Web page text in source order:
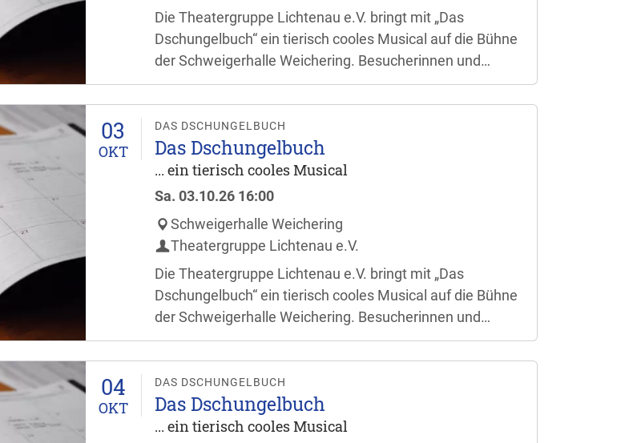
Die Theatergruppe Lichtenau e.V. bringt mit „Das
Dschungelbuch“ ein tierisch cooles Musical auf die Bühne
der Schweigerhalle Weichering. Besucherinnen und
Besucher dürfen sich auf eine bunte Aufführung für die
ganze Familie freuen. Der Einlass beginnt jeweils eine
Stunde vor Veranstaltungsbeginn.
03
OKT
DAS DSCHUNGELBUCH
Das Dschungelbuch
... ein tierisch cooles Musical
Sa. 03.10.26 16:00
Schweigerhalle Weichering
Theatergruppe Lichtenau e.V.
Die Theatergruppe Lichtenau e.V. bringt mit „Das
Dschungelbuch“ ein tierisch cooles Musical auf die Bühne
der Schweigerhalle Weichering. Besucherinnen und
Besucher dürfen sich auf eine bunte Aufführung für die
ganze Familie freuen. Der Einlass beginnt jeweils eine
Stunde vor Veranstaltungsbeginn.
04
OKT
DAS DSCHUNGELBUCH
Das Dschungelbuch
... ein tierisch cooles Musical